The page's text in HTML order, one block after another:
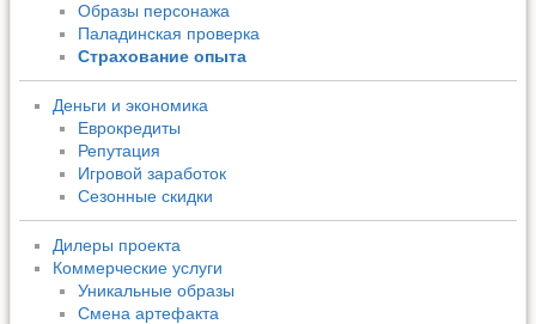
Образы персонажа
Паладинская проверка
Страхование опыта
Деньги и экономика
Еврокредиты
Репутация
Игровой заработок
Сезонные скидки
Дилеры проекта
Коммерческие услуги
Уникальные образы
Смена артефакта